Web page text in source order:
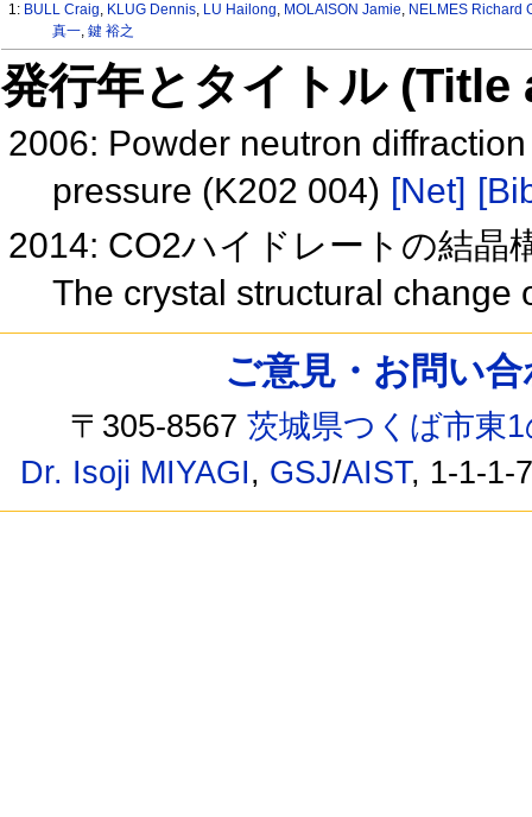
1: BULL Craig, KLUG Dennis, LU Hailong, MOLAISON Jamie, NELMES Richard
真一, 鍵 裕之
発行年とタイトル
2006: Powder neutron
pressure (K202 004) [Net]
2014: CO2ハイドレートの結晶
The crystal structural change
ご意見・お問い
〒305-8567茨城県つくば市東
Dr. Isoji MIYAGI, GSJ/AIST, 1-1-1-